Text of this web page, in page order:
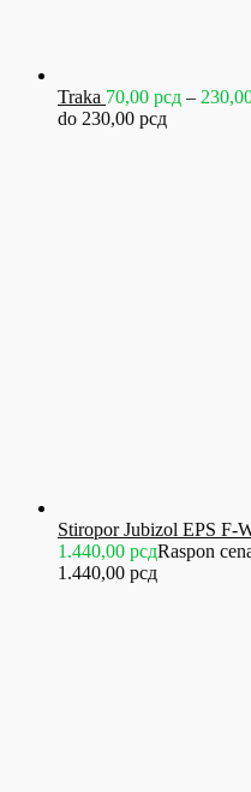
Traka 70,00 рсд –
do 230,00 рсд
Stiropor Jubizol EPS F-
1.440,00 рсдRaspon
1.440,00 рсд